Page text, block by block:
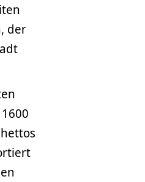
der